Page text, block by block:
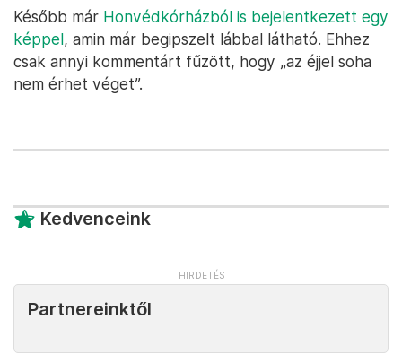
Később már Honvédkórházból is bejelentkezett egy
képpel, amin már begipszelt lábbal látható. Ehhez
csak annyi kommentárt fűzött, hogy „az éjjel soha
nem érhet véget”.
Kedvenceink
Partnereinktől